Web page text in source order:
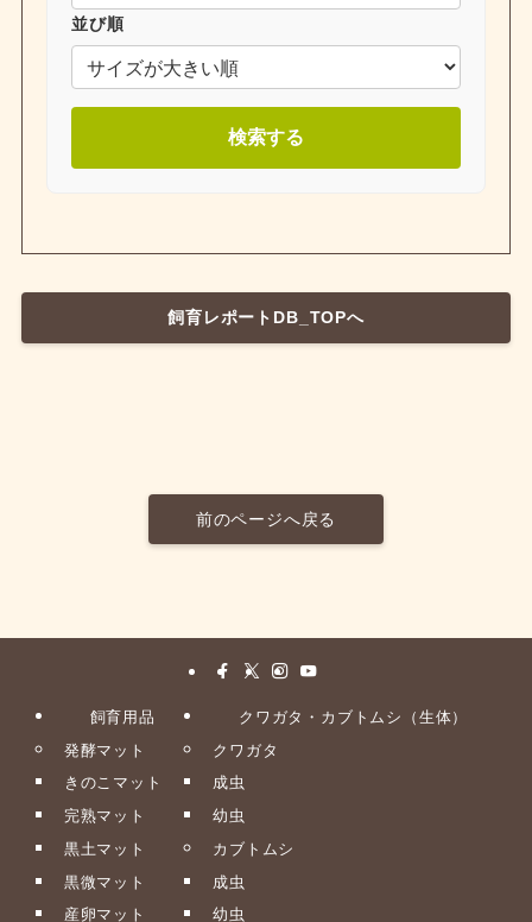
並び順
検索する
飼育レポートDB_TOPへ
前のページへ戻る
飼育用品
発酵マット
きのこマット
完熟マット
黒土マット
黒微マット
産卵マット
クワガタ・カブトムシ（生体）
クワガタ
成虫
幼虫
カブトムシ
成虫
幼虫